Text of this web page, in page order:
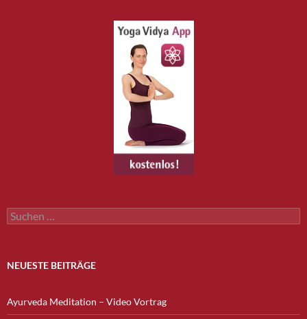
Suchen
nach:
NEUESTE BEITRÄGE
Ayurveda Meditation – Video Vortrag